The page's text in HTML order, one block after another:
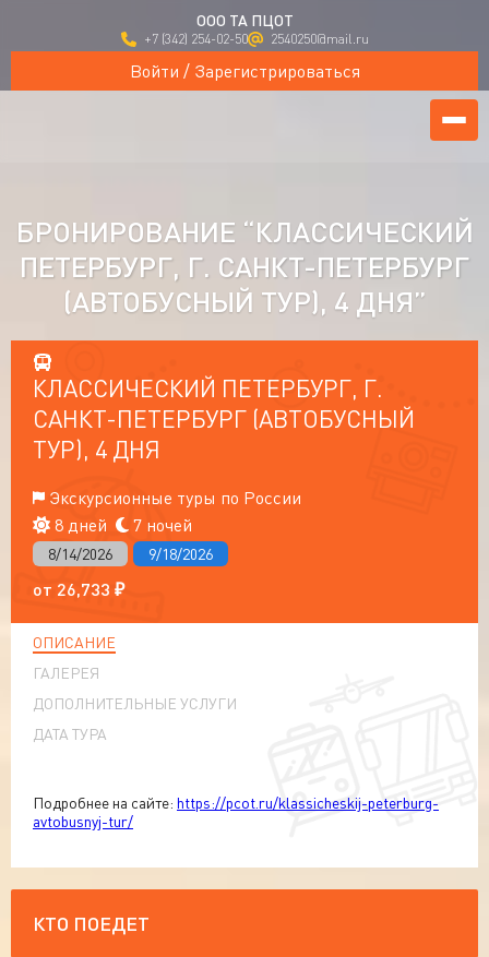
ООО ТА ПЦОТ
+7 (342) 254-02-50 2540250@mail.ru
Войти / Зарегистрироваться
БРОНИРОВАНИЕ “КЛАССИЧЕСКИЙ
ПЕТЕРБУРГ, Г. САНКТ-ПЕТЕРБУРГ
(АВТОБУСНЫЙ ТУР), 4 ДНЯ”
КЛАССИЧЕСКИЙ ПЕТЕРБУРГ, Г.
САНКТ-ПЕТЕРБУРГ (АВТОБУСНЫЙ
ТУР), 4 ДНЯ
Экскурсионные туры по России
8 дней
7 ночей
8/14/2026 9/18/2026
от 26,733 ₽
ОПИСАНИЕ
ГАЛЕРЕЯ
ДОПОЛНИТЕЛЬНЫЕ УСЛУГИ
ДАТА ТУРА
Подробнее на сайте: https://pcot.ru/klassicheskij-peterburg-
avtobusnyj-tur/
КТО ПОЕДЕТ